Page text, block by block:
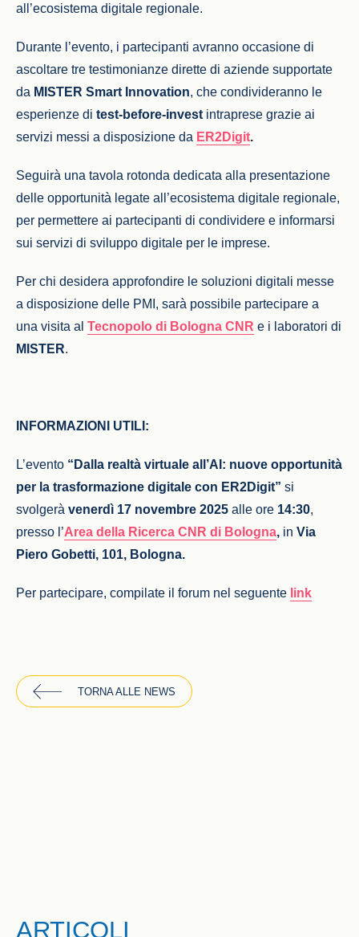
all’ecosistema digitale regionale.
Durante l’evento, i partecipanti avranno occasione di
ascoltare tre testimonianze dirette di aziende supportate
da MISTER Smart Innovation, che condivideranno le
esperienze di test-before-invest intraprese grazie ai
servizi messi a disposizione da ER2Digit.
Seguirà una tavola rotonda dedicata alla presentazione
delle opportunità legate all’ecosistema digitale regionale,
per permettere ai partecipanti di condividere e informarsi
sui servizi di sviluppo digitale per le imprese.
Per chi desidera approfondire le soluzioni digitali messe
a disposizione delle PMI, sarà possibile partecipare a
una visita al Tecnopolo di Bologna CNR e i laboratori di
MISTER.
INFORMAZIONI UTILI:
L’evento “Dalla realtà virtuale all’AI: nuove opportunità
per la trasformazione digitale con ER2Digit” si
svolgerà venerdì 17 novembre 2025 alle ore 14:30,
presso l’Area della Ricerca CNR di Bologna, in Via
Piero Gobetti, 101, Bologna.
Per partecipare, compilate il forum nel seguente link
TORNA ALLE NEWS
ARTICOLI